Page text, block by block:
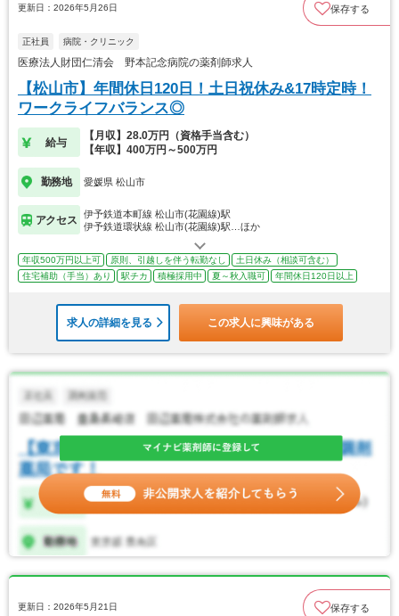
更新日：2026年5月26日 保存する
正社員 病院・クリニック
医療法人財団仁清会 野本記念病院の薬剤師求人
【松山市】年間休日120日！土日祝休み&17時定時！
ワークライフバランス◎
給与
【月収】28.0万円（資格手当含む）
【年収】400万円～500万円
勤務地 愛媛県 松山市
アクセス
伊予鉄道本町線 松山市(花園線)駅
伊予鉄道環状線 松山市(花園線)駅…ほか
年収500万円以上可 原則、引越しを伴う転勤なし
土日休み（相談可含む）
住宅補助（手当）あり
駅チカ 積極採用中 夏～秋入職可 年間休日120日以上
求人の詳細を見る この求人に興味がある
更新日：2026年5月21日 保存する